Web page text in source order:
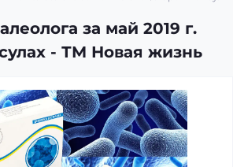
за май 2019 г.
- ТМ Новая жизнь